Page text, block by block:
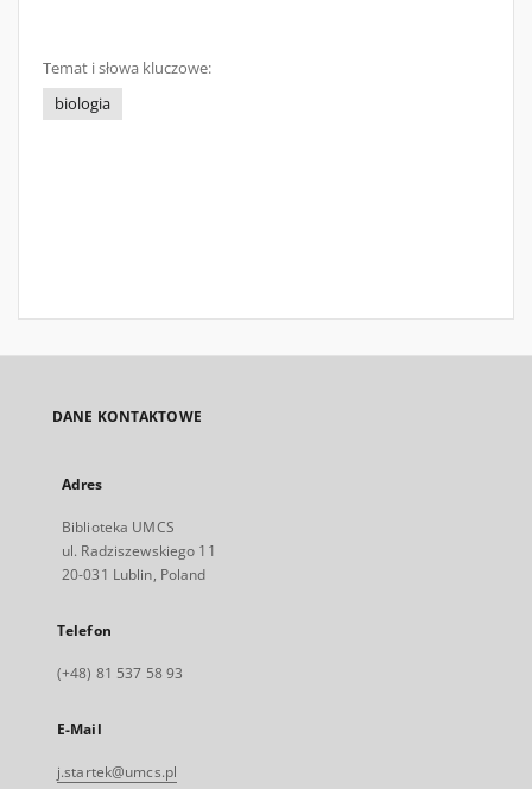
Temat i słowa kluczowe:
biologia
DANE KONTAKTOWE
Adres
Biblioteka UMCS
ul. Radziszewskiego 11
20-031 Lublin, Poland
Telefon
(+48) 81 537 58 93
E-Mail
j.startek@umcs.pl